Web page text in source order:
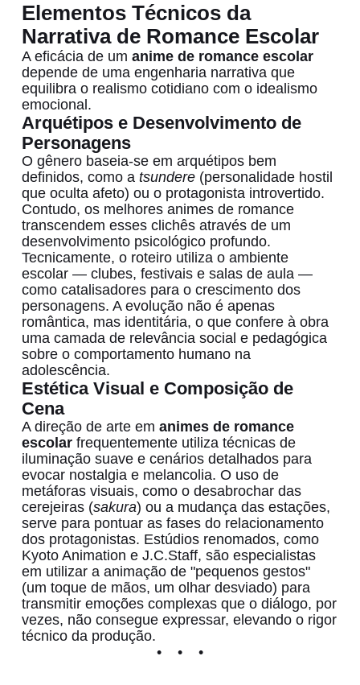
Elementos Técnicos da
Narrativa de Romance Escolar
A eficácia de um anime de romance escolar
depende de uma engenharia narrativa que
equilibra o realismo cotidiano com o idealismo
emocional.
Arquétipos e Desenvolvimento de
Personagens
O gênero baseia-se em arquétipos bem
definidos, como a tsundere(personalidade hostil
que oculta afeto) ou o protagonista introvertido.
Contudo, os melhores animes de romance
transcendem esses clichês através de um
desenvolvimento psicológico profundo.
Tecnicamente, o roteiro utiliza o ambiente
escolar — clubes, festivais e salas de aula —
como catalisadores para o crescimento dos
personagens. A evolução não é apenas
romântica, mas identitária, o que confere à obra
uma camada de relevância social e pedagógica
sobre o comportamento humano na
adolescência.
Estética Visual e Composição de
Cena
A direção de arte em animes de romance
escolarfrequentemente utiliza técnicas de
iluminação suave e cenários detalhados para
evocar nostalgia e melancolia. O uso de
metáforas visuais, como o desabrochar das
cerejeiras (sakura) ou a mudança das estações,
serve para pontuar as fases do relacionamento
dos protagonistas. Estúdios renomados, como
Kyoto Animation e J.C.Staff, são especialistas
em utilizar a animação de "pequenos gestos"
(um toque de mãos, um olhar desviado) para
transmitir emoções complexas que o diálogo, por
vezes, não consegue expressar, elevando o rigor
técnico da produção.